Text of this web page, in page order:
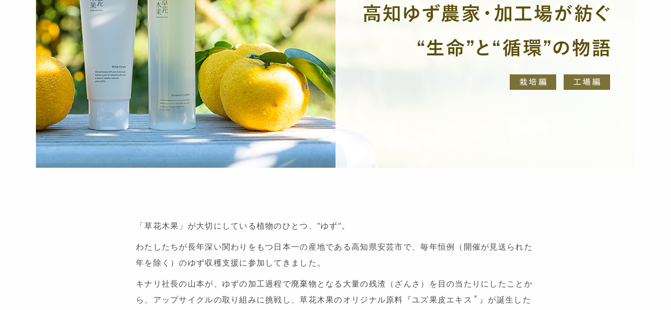
「草花木果」が大切にしている植物のひとつ、“ゆず“。
わたしたちが長年深い関わりをもつ日本一の産地である高知県安芸市で、毎年恒例（開催が見送られた
年を除く）のゆず収穫支援に参加してきました。
キナリ社長の山本が、ゆずの加工過程で廃棄物となる大量の残渣（ざんさ）を目の当たりにしたことか
ら、アップサイクルの取り組みに挑戦し、草花木果のオリジナル原料『ユズ果皮エキス ＊ 』が誕生した